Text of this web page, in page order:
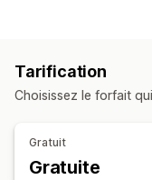
Personnalisation
Widget vidéo
Optimisation pour le
Analyses de données
Tarification
Choisissez le forfait
Gratuit
Gratuite